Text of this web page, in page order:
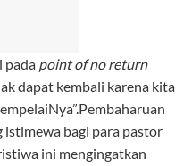
pada point of no return
dapat kembali karena kita
istimewa bagi para pastor
ini mengingatkan